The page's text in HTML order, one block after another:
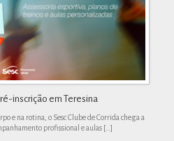
inscrição em Teresina
e na rotina, o Sesc Clube de Corrida chega a
profissional e aulas […]